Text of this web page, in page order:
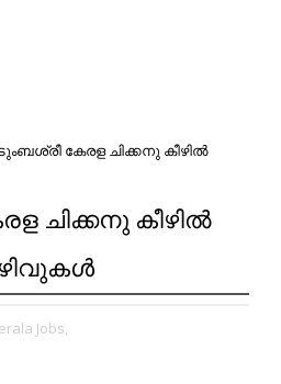
കേരള ചിക്കനു കീഴിൽ
ചിക്കനു കീഴിൽ
Jobs,